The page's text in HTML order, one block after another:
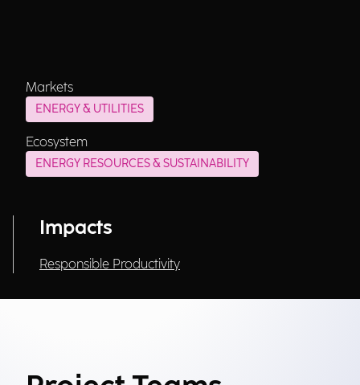
Markets
ENERGY & UTILITIES
Ecosystem
ENERGY RESOURCES & SUSTAINABILITY
Impacts
Responsible Productivity